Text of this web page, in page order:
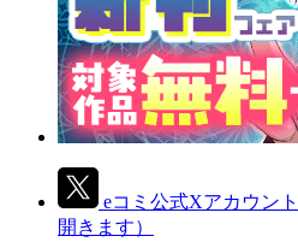
eコミ公式Xアカウント
開きます）